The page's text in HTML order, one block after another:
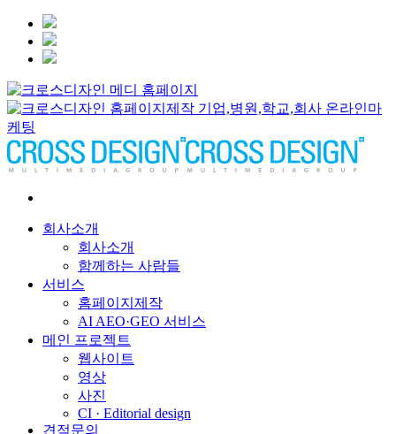
회사소개
회사소개
함께하는 사람들
서비스
홈페이지제작
AI AEO·GEO 서비스
메인 프로젝트
웹사이트
영상
사진
CI · Editorial design
견적문의